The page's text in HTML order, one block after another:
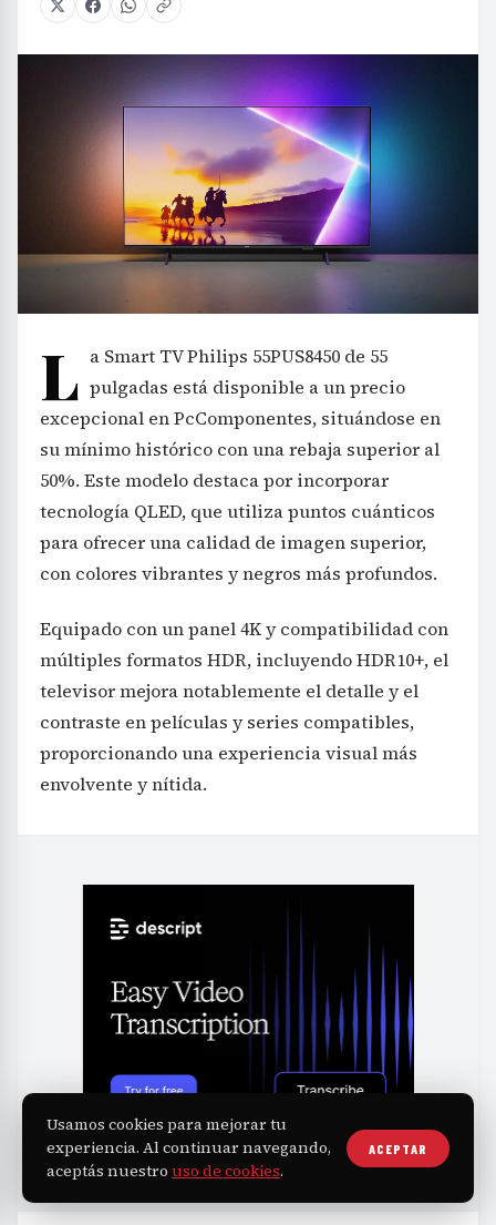
L a Smart TV Philips 55PUS8450 de 55
pulgadas está disponible a un precio
excepcional en PcComponentes, situándose en
su mínimo histórico con una rebaja superior al
50%. Este modelo destaca por incorporar
tecnología QLED, que utiliza puntos cuánticos
para ofrecer una calidad de imagen superior,
con colores vibrantes y negros más profundos.
Equipado con un panel 4K y compatibilidad con
múltiples formatos HDR, incluyendo HDR10+, el
televisor mejora notablemente el detalle y el
contraste en películas y series compatibles,
proporcionando una experiencia visual más
envolvente y nítida.
Usamos cookies para mejorar tu
experiencia. Al continuar navegando,
aceptás nuestro uso de cookies.
ACEPTAR